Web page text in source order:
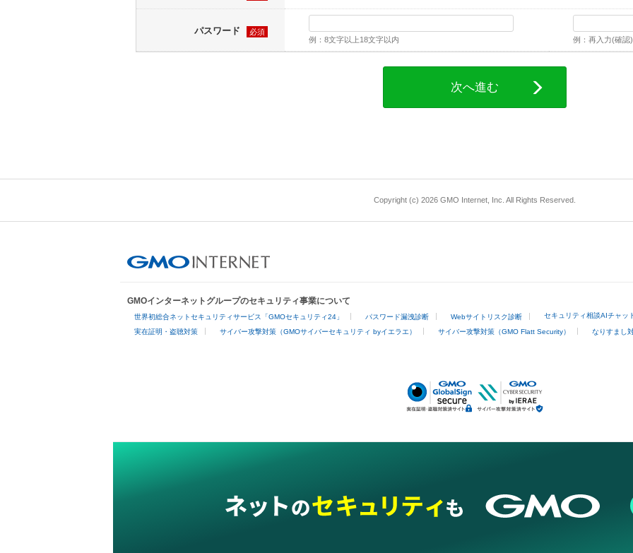
パスワード
必須
例：8文字以上18文字以内
例：再入力(確認)
次へ進む
Copyright (c) 2026 GMO Internet, Inc. All Rights Reserved.
GMOインターネットグループのセキュリティ事業について
世界初総合ネットセキュリティサービス「GMOセキュリティ24」 パスワード漏洩診断 Webサイトリスク診断 セキュリティ相談AIチャッ
実在証明・盗聴対策 サイバー攻撃対策（GMOサイバーセキュリティ byイエラエ） サイバー攻撃対策（GMO Flatt Security） なりすまし